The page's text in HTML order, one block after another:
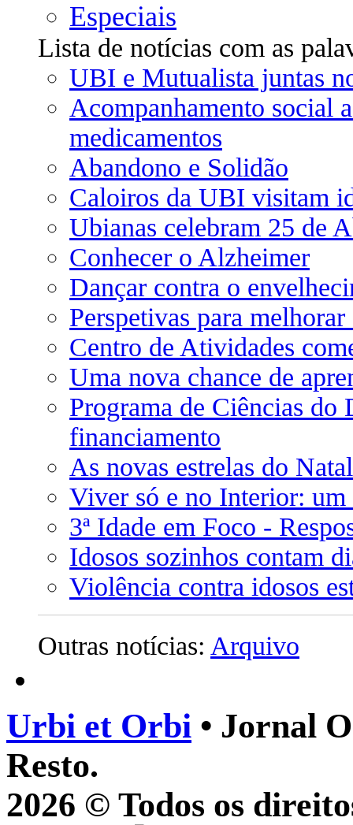
Especiais
Lista de notícias com as
UBI e Mutualista juntas
Acompanhamento social
medicamentos
Abandono e Solidão
Caloiros da UBI visitam
Ubianas celebram 25 de
Conhecer o Alzheimer
Dançar contra o
Perspetivas para
Centro de Atividades
Uma nova chance de
Programa de Ciências do
financiamento
As novas estrelas do Natal
Viver só e no Interior: um
3ª Idade em Foco -
Idosos sozinhos contam
Violência contra idosos
Outras notícias: Arquivo
Urbi et Orbi • Jornal
Resto.
2026 © Todos os